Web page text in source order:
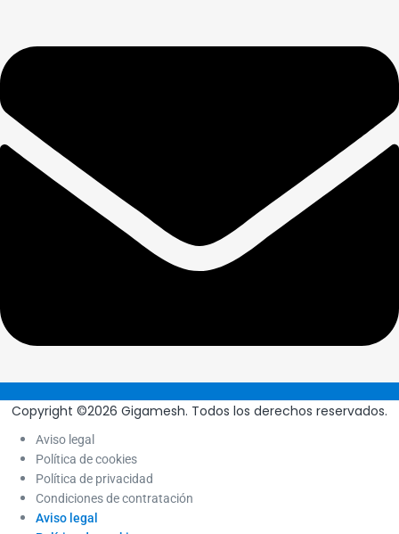
Copyright ©2026 Gigamesh. Todos los derechos reservados.
Aviso legal
Política de cookies
Política de privacidad
Condiciones de contratación
Aviso legal